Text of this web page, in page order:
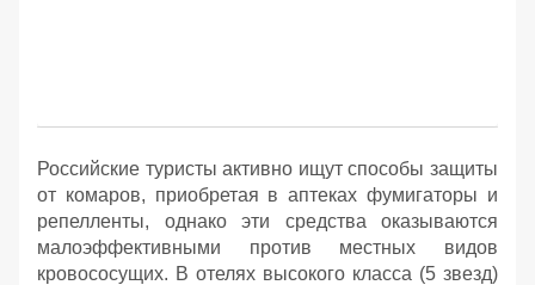
Российские туристы активно ищут способы защиты
от комаров, приобретая в аптеках фумигаторы и
репелленты, однако эти средства оказываются
малоэффективными против местных видов
кровососущих. В отелях высокого класса (5 звезд)